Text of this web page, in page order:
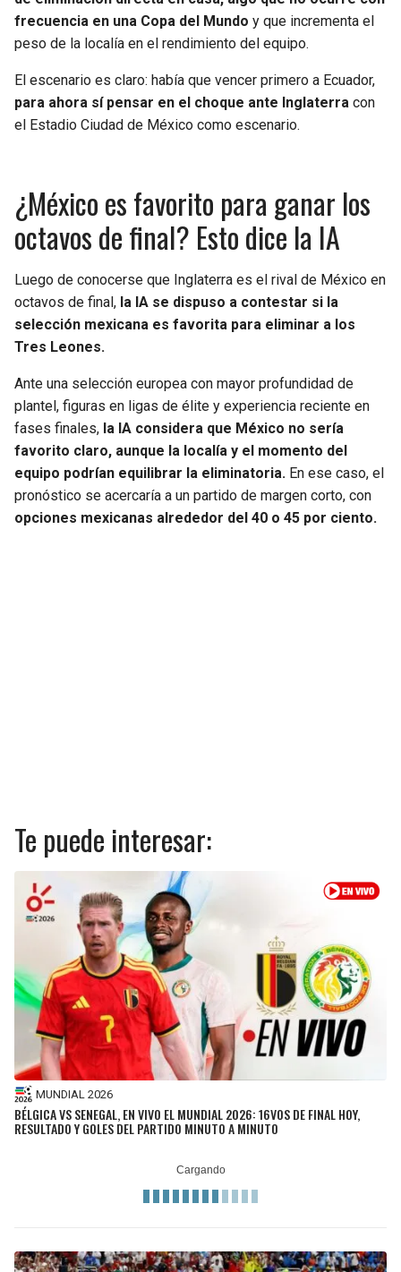
frecuencia en una Copa del Mundo y que incrementa el
peso de la localía en el rendimiento del equipo.
El escenario es claro: había que vencer primero a Ecuador,
para ahora sí pensar en el choque ante Inglaterra con
el Estadio Ciudad de México como escenario.
¿México es favorito para ganar los
octavos de final? Esto dice la IA
Luego de conocerse que Inglaterra es el rival de México en
octavos de final, la IA se dispuso a contestar si la
selección mexicana es favorita para eliminar a los
Tres Leones.
Ante una selección europea con mayor profundidad de
plantel, figuras en ligas de élite y experiencia reciente en
fases finales, la IA considera que México no sería
favorito claro, aunque la localía y el momento del
equipo podrían equilibrar la eliminatoria. En ese caso, el
pronóstico se acercaría a un partido de margen corto, con
opciones mexicanas alrededor del 40 o 45 por ciento.
Te puede interesar:
MUNDIAL 2026
BÉLGICA VS SENEGAL, EN VIVO EL MUNDIAL 2026: 16VOS DE FINAL HOY,
RESULTADO Y GOLES DEL PARTIDO MINUTO A MINUTO